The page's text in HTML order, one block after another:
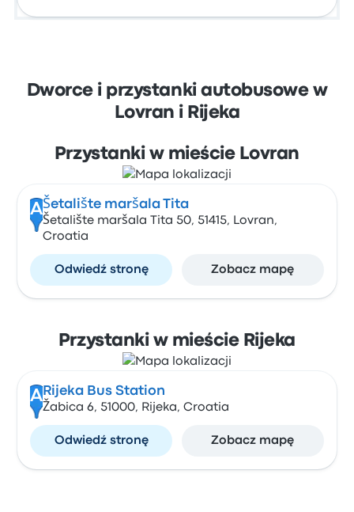
Dworce i przystanki autobusowe w
Lovran i Rijeka
Przystanki w mieście Lovran
AŠetalište maršala Tita
Šetalište maršala Tita 50, 51415, Lovran,
Croatia
Odwiedź stronę Zobacz mapę
Przystanki w mieście Rijeka
A Rijeka Bus Station
Žabica 6, 51000, Rijeka, Croatia
Odwiedź stronę Zobacz mapę